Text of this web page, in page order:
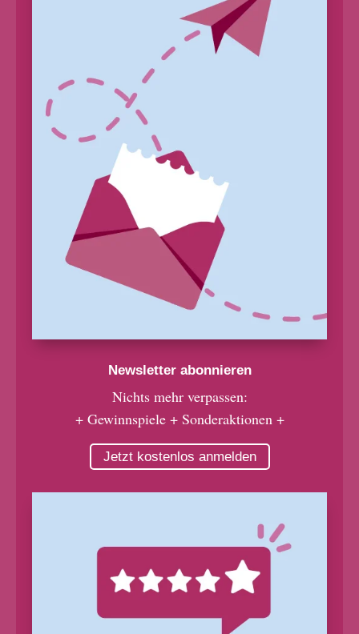
Newsletter abonnieren
Nichts mehr verpassen:
+ Gewinnspiele + Sonderaktionen +
Jetzt kostenlos anmelden